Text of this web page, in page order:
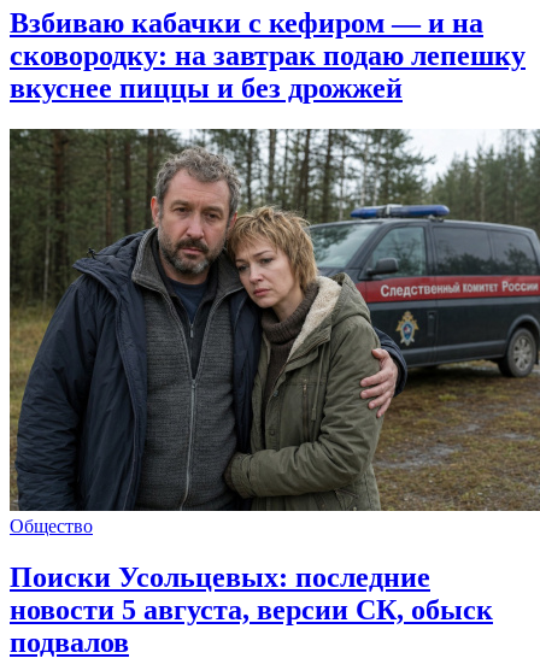
Взбиваю кабачки с кефиром — и на
сковородку: на завтрак подаю лепешку
вкуснее пиццы и без дрожжей
Общество
Поиски Усольцевых: последние
новости 5 августа, версии СК, обыск
подвалов